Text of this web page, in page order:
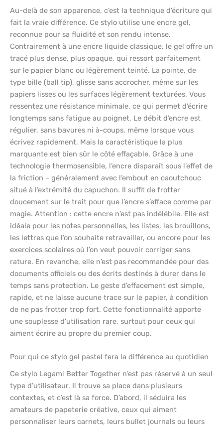
Au-delà de son apparence, c’est la technique d’écriture qui
fait la vraie différence. Ce stylo utilise une encre gel,
reconnue pour sa fluidité et son rendu intense.
Contrairement à une encre liquide classique, le gel offre un
tracé plus dense, plus opaque, qui ressort parfaitement
sur le papier blanc ou légèrement teinté. La pointe, de
type bille (ball tip), glisse sans accrocher, même sur les
papiers lisses ou les surfaces légèrement texturées. Vous
ressentez une résistance minimale, ce qui permet d’écrire
longtemps sans fatigue au poignet. Le débit d’encre est
régulier, sans bavures ni à-coups, même lorsque vous
écrivez rapidement. Mais la caractéristique la plus
marquante est bien sûr le côté effaçable. Grâce à une
technologie thermosensible, l’encre disparaît sous l’effet de
la friction – généralement avec l’embout en caoutchouc
situé à l’extrémité du capuchon. Il suffit de frotter
doucement sur le trait pour que l’encre s’efface comme par
magie. Attention : cette encre n’est pas indélébile. Elle est
idéale pour les notes personnelles, les listes, les brouillons,
les lettres que l’on souhaite retravailler, ou encore pour les
exercices scolaires où l’on veut pouvoir corriger sans
rature. En revanche, elle n’est pas recommandée pour des
documents officiels ou des écrits destinés à durer dans le
temps sans protection. Le geste d’effacement est simple,
rapide, et ne laisse aucune trace sur le papier, à condition
de ne pas frotter trop fort. Cette fonctionnalité apporte
une souplesse d’utilisation rare, surtout pour ceux qui
aiment écrire au propre du premier coup.
Pour qui ce stylo gel pastel fera la différence au quotidien
Ce stylo Legami Better Together n’est pas réservé à un seul
type d’utilisateur. Il trouve sa place dans plusieurs
contextes, et c’est là sa force. D’abord, il séduira les
amateurs de papeterie créative, ceux qui aiment
personnaliser leurs carnets, leurs bullet journals ou leurs